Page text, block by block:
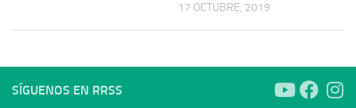
17 OCTUBRE, 2019
SÍGUENOS EN RRSS